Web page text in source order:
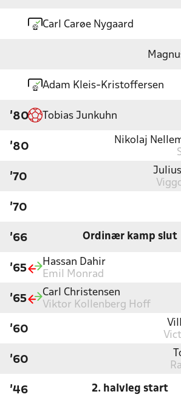
Carl Carøe Nygaard
Adam Kleis-Kristoffersen
'80 Tobias Junkuhn
'80
Nikolaj
'70
'70
'66 Ordinær kamp slut
'65
Hassan Dahir
Emil Monrad
'65
Carl Christensen
Viktor Kollenberg Hoff
'60
'60
'46 2. halvleg start